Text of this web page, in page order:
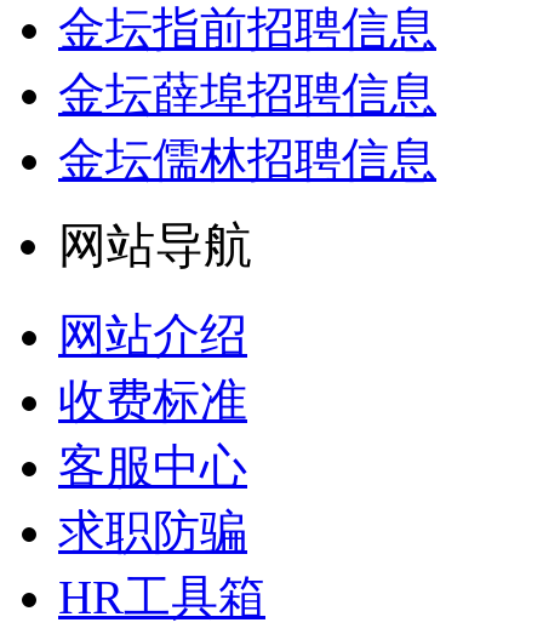
金坛指前招聘信息
金坛薛埠招聘信息
金坛儒林招聘信息
网站导航
网站介绍
收费标准
客服中心
求职防骗
HR工具箱